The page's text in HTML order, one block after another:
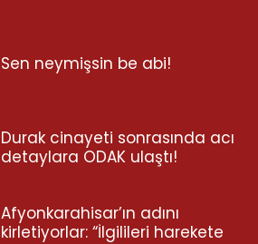
Sen neymişsin be abi!
Durak cinayeti sonrasında acı
detaylara ODAK ulaştı!
Afyonkarahisar’ın adını
kirletiyorlar: “İlgilileri harekete